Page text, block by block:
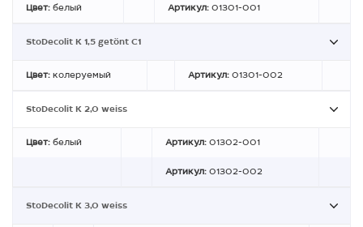
Цвет: белый Артикул: 01301-001
StoDecolit K 1,5 getönt C1
Цвет: колеруемый Артикул: 01301-002
StoDecolit K 2,0 weiss
Цвет: белый Артикул: 01302-001
Артикул: 01302-002
StoDecolit K 3,0 weiss